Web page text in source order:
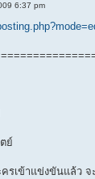
6:37 pm
ย์
รเข้าแข่งขันแล้ว